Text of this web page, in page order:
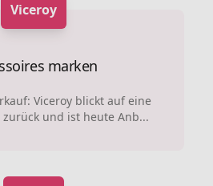
Viceroy
marken
Viceroy blickt auf eine
und ist heute Anb...